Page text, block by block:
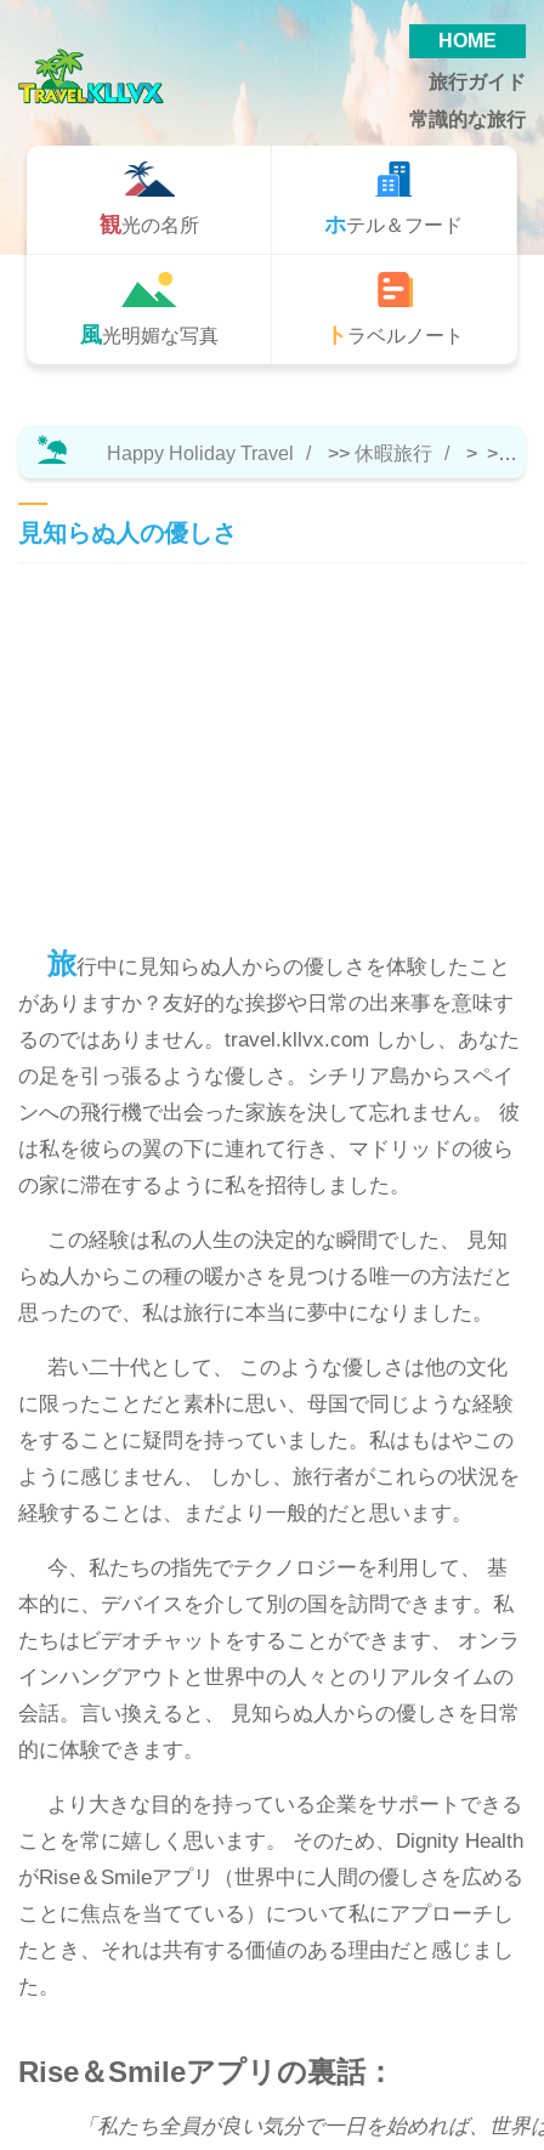
HOME
旅行ガイド
常識的な旅行
観光の名所 ホテル＆フード
風光明媚な写真 トラベルノート
Happy Holiday Travel >> 休暇旅行 > >> ト
見知らぬ人の優しさ
旅行中に見知らぬ人からの優しさを体験したこと
がありますか？友好的な挨拶や日常の出来事を意味す
るのではありません。travel.kllvx.com しかし、あなた
の足を引っ張るような優しさ。シチリア島からスペイ
ンへの飛行機で出会った家族を決して忘れません。 彼
は私を彼らの翼の下に連れて行き、マドリッドの彼ら
の家に滞在するように私を招待しました。
この経験は私の人生の決定的な瞬間でした、 見知
らぬ人からこの種の暖かさを見つける唯一の方法だと
思ったので、私は旅行に本当に夢中になりました。
若い二十代として、 このような優しさは他の文化
に限ったことだと素朴に思い、母国で同じような経験
をすることに疑問を持っていました。私はもはやこの
ように感じません、 しかし、旅行者がこれらの状況を
経験することは、まだより一般的だと思います。
今、私たちの指先でテクノロジーを利用して、 基
本的に、デバイスを介して別の国を訪問できます。私
たちはビデオチャットをすることができます、 オンラ
インハングアウトと世界中の人々とのリアルタイムの
会話。言い換えると、 見知らぬ人からの優しさを日常
的に体験できます。
より大きな目的を持っている企業をサポートできる
ことを常に嬉しく思います。 そのため、Dignity Health
がRise＆Smileアプリ（世界中に人間の優しさを広める
ことに焦点を当てている）について私にアプローチし
たとき、それは共有する価値のある理由だと感じまし
た。
Rise＆Smileアプリの裏話：
「私たち全員が良い気分で一日を始めれば、世界